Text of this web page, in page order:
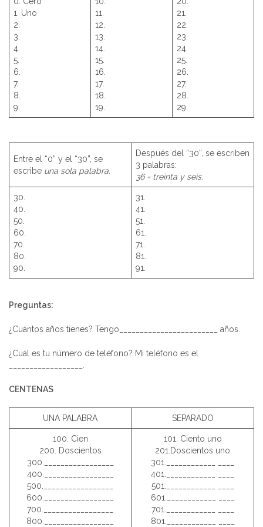
1. Uno
2.
3.
4.
5.
6.
7.
8.
9.
11.
12.
13.
14.
15.
16.
17.
18.
19.
21.
22.
23.
24.
25.
26.
27.
28.
29.
Entre el “0” y el “30”, se
escribe una sola palabra.
Después del “30”, se escriben
3 palabras:
36 = treinta y seis.
30.
40.
50.
60.
70.
80.
90.
31.
41.
51.
61.
71.
81.
91.
Preguntas:
¿Cuántos años tienes? Tengo________________________ años.
¿Cuál es tu número de teléfono? Mi teléfono es el
__________________.
CENTENAS
UNA PALABRA SEPARADO
100. Cien
200. Doscientos
300._________________
400._________________
500._________________
600._________________
700._________________
800._________________
101. Ciento uno
201.Doscientos uno
301.____________ ____
401.____________ ____
501.____________ ____
601.____________ ____
701.____________ ____
801.____________ ____